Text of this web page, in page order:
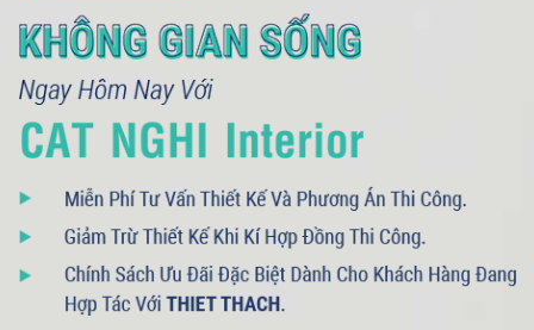
093 71379 13- 090 3075 005
LIÊN HỆ TƯ VẤN / BÁO GIÁ